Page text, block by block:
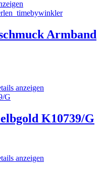
Armband
anzeigen
K10739/G
anzeigen